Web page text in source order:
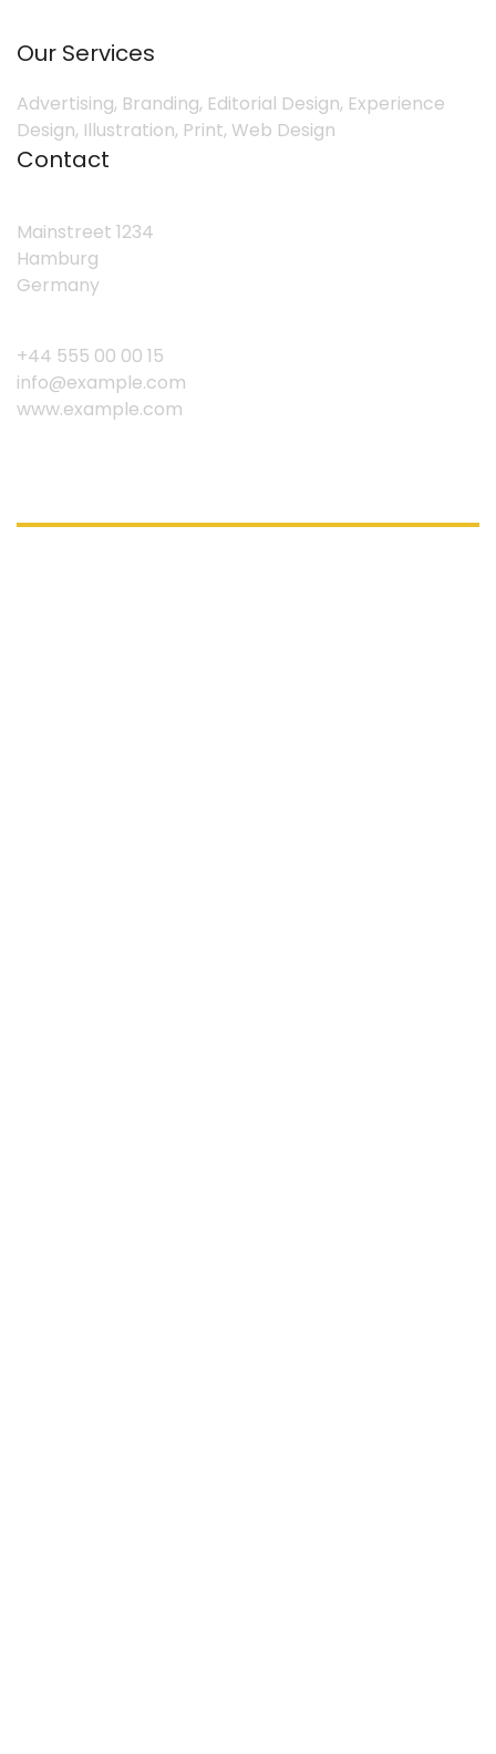
Our Services
Advertising, Branding, Editorial Design, Experience
Design, Illustration, Print, Web Design
Contact
Mainstreet 1234
Hamburg
Germany
+44 555 00 00 15
info@example.com
www.example.com